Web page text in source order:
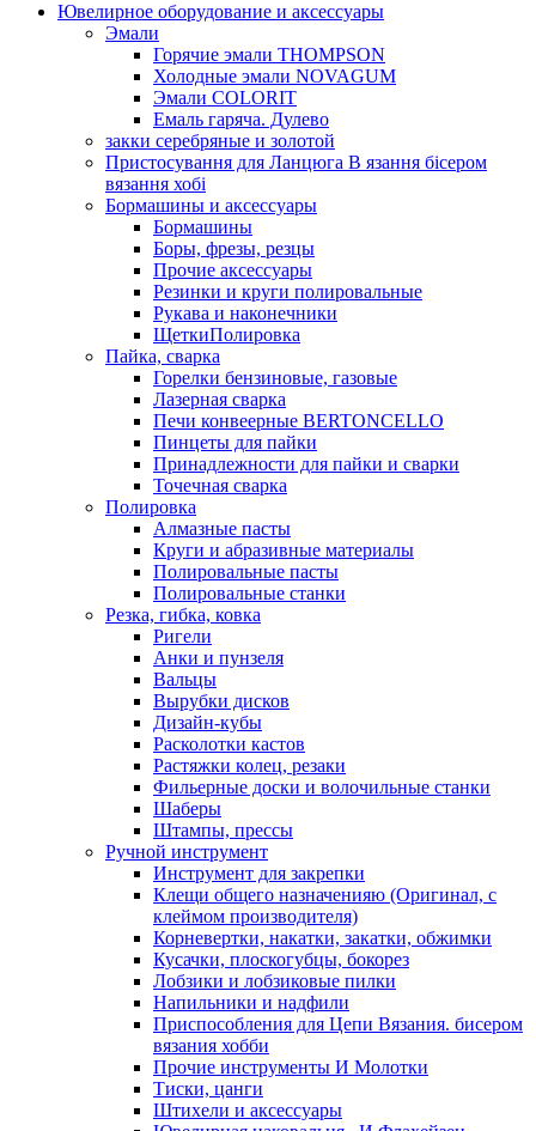
Ювелирное оборудование и аксессуары
Эмали
Горячие эмали THOMPSON
Холодные эмали NOVAGUM
Эмали COLORIT
Емаль гаряча. Дулево
закки серебряные и золотой
Пристосування для Ланцюга В язання бісером
вязання хобі
Бормашины и аксессуары
Бормашины
Боры, фрезы, резцы
Прочие аксессуары
Резинки и круги полировальные
Рукава и наконечники
ЩеткиПолировка
Пайка, сварка
Горелки бензиновые, газовые
Лазерная сварка
Печи конвеерные BERTONCELLO
Пинцеты для пайки
Принадлежности для пайки и сварки
Точечная сварка
Полировка
Алмазные пасты
Круги и абразивные материалы
Полировальные пасты
Полировальные станки
Резка, гибка, ковка
Ригели
Анки и пунзеля
Вальцы
Вырубки дисков
Дизайн-кубы
Расколотки кастов
Растяжки колец, резаки
Фильерные доски и волочильные станки
Шаберы
Штампы, прессы
Ручной инструмент
Инструмент для закрепки
Клещи общего назначенияю (Оригинал, с
клеймом производителя)
Корневертки, накатки, закатки, обжимки
Кусачки, плоскогубцы, бокорез
Лобзики и лобзиковые пилки
Напильники и надфили
Приспособления для Цепи Вязания. бисером
вязания хобби
Прочие инструменты И Молотки
Тиски, цанги
Штихели и аксессуары